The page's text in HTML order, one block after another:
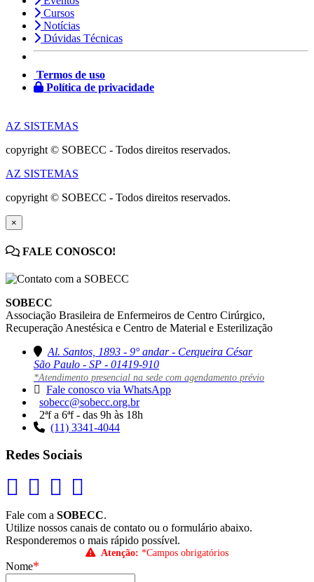
Cursos
Notícias
Dúvidas Técnicas
Termos de uso
Política de privacidade
AZ SISTEMAS
copyright © SOBECC - Todos direitos reservados.
AZ SISTEMAS
copyright © SOBECC - Todos direitos reservados.
×
FALE CONOSCO!
SOBECC
Associação Brasileira de Enfermeiros de Centro Cirúrgico,
Recuperação Anestésica e Centro de Material e Esterilização
Al. Santos, 1893 - 9° andar - Cerqueira César
São Paulo - SP - 01419-910
*Atendimento presencial na sede com agendamento prévio
Fale conosco via WhatsApp
sobecc@sobecc.org.br
2ªf a 6ªf - das 9h às 18h
(11) 3341-4044
Redes Sociais
Fale com a SOBECC.
Utilize nossos canais de contato ou o formulário abaixo.
Responderemos o mais rápido possível.
Atenção: *Campos obrigatórios
Nome*